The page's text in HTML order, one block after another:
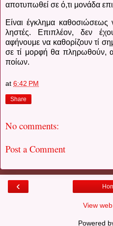
αποτυπωθεί σε ό,τι μονάδα
Είναι έγκλημα
ληστές. Επιπλέον, δεν
αφήνουμε να καθορίζουν τί
σε τί μορφή θα πληρωθούν,
ποίων.
at 6:42 PM
Share
No comments:
Post a Comment
‹
View
Powered